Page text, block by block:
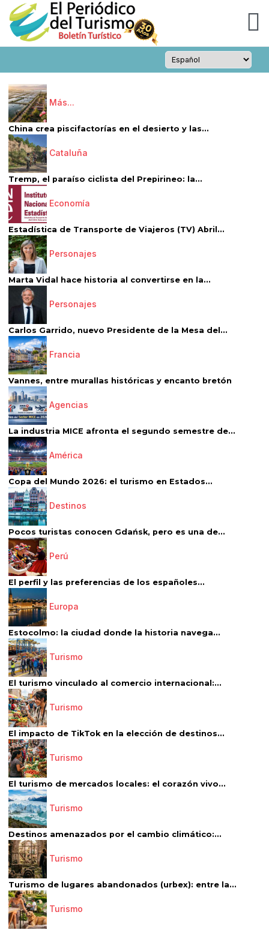
Más...
China crea piscifactorías en el desierto y las...
Cataluña
Tremp, el paraíso ciclista del Prepirineo: la...
Economía
Estadística de Transporte de Viajeros (TV) Abril...
Personajes
Marta Vidal hace historia al convertirse en la...
Personajes
Carlos Garrido, nuevo Presidente de la Mesa del...
Francia
Vannes, entre murallas históricas y encanto bretón
Agencias
La industria MICE afronta el segundo semestre de...
América
Copa del Mundo 2026: el turismo en Estados...
Destinos
Pocos turistas conocen Gdańsk, pero es una de...
Perú
El perfil y las preferencias de los españoles...
Europa
Estocolmo: la ciudad donde la historia navega...
Turismo
El turismo vinculado al comercio internacional:...
Turismo
El impacto de TikTok en la elección de destinos...
Turismo
El turismo de mercados locales: el corazón vivo...
Turismo
Destinos amenazados por el cambio climático:...
Turismo
Turismo de lugares abandonados (urbex): entre la...
Turismo